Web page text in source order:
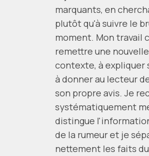
marquants, en
plutôt qu'à suivre le
moment. Mon travail
remettre une
contexte, à expliquer
à donner au lecteur
son propre avis. Je
systématiquement
distingue
de la rumeur et je
nettement les faits du